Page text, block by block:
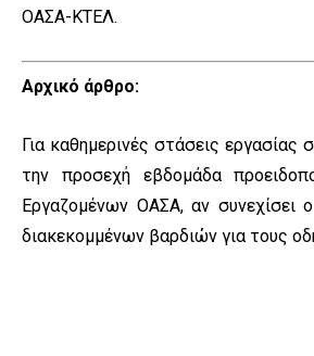
ΟΑΣΑ-ΚΤΕΛ.
Αρχικό άρθρο:
Για καθημερινές στάσεις
την προσεχή εβδομάδα
Εργαζομένων ΟΑΣΑ, αν συνεχίσει
διακεκομμένων βαρδιών για τους